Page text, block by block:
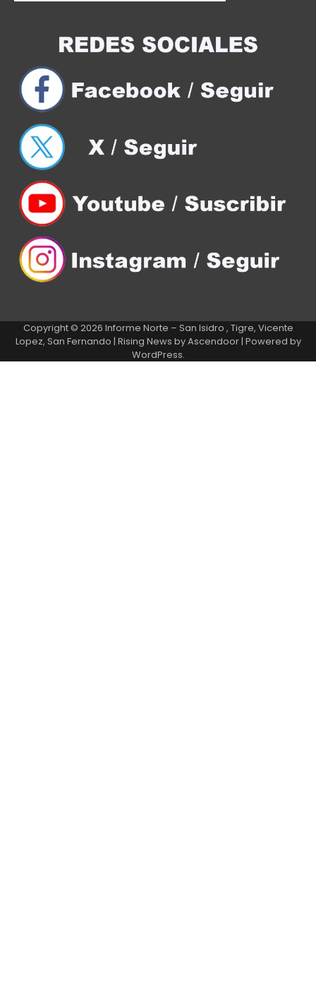
Copyright © 2026 Informe Norte – San Isidro , Tigre, Vicente
Lopez, San Fernando | Rising News byAscendoor| Powered by
WordPress.